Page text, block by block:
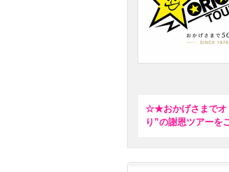
☆★おかげさまでオ
り”の謝恩ツアーを